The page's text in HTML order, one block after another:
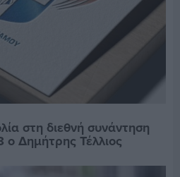
στη διεθνή συνάντηση
Δημήτρης Τέλλιος